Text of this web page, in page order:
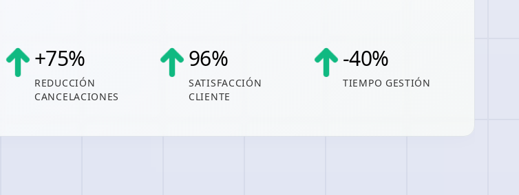
+75%
REDUCCIÓN
CANCELACIONES
96%
SATISFACCIÓN
CLIENTE
-40%
TIEMPO GESTIÓN